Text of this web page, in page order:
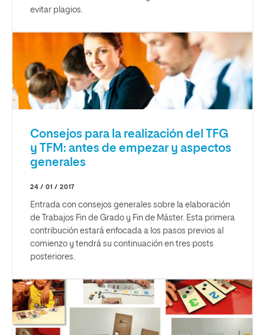
evitar plagios.
Consejos para la realización del TFG
y TFM: antes de empezar y aspectos
generales
24 / 01 / 2017
Entrada con consejos generales sobre la elaboración
de Trabajos Fin de Grado y Fin de Máster. Esta primera
contribución estará enfocada a los pasos previos al
comienzo y tendrá su continuación en tres posts
posteriores.